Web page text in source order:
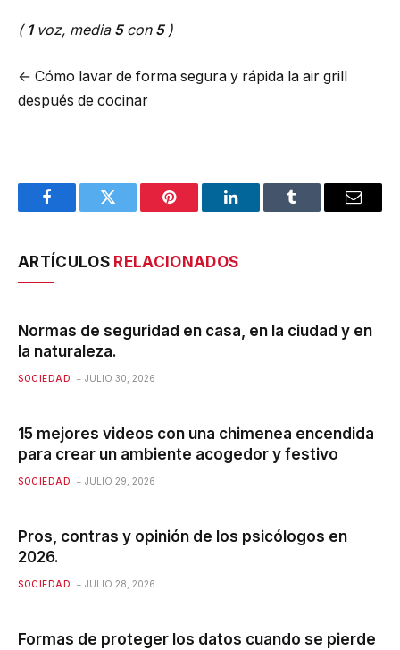
( 1voz, media 5con 5)
← Cómo lavar de forma segura y rápida la air grill
después de cocinar
FacebookTwitter Pinterest LinkedInTumblr Email
ARTÍCULOS RELACIONADOS
Normas de seguridad en casa, en la ciudad y en
la naturaleza.
SOCIEDAD JULIO 30, 2026
15 mejores videos con una chimenea encendida
para crear un ambiente acogedor y festivo
SOCIEDAD JULIO 29, 2026
Pros, contras y opinión de los psicólogos en
2026.
SOCIEDAD JULIO 28, 2026
Formas de proteger los datos cuando se pierde